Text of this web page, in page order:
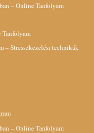
– Online Tanfolyam
Tanfolyam
– Stresszkezelési technikák
– Online Tanfolyam